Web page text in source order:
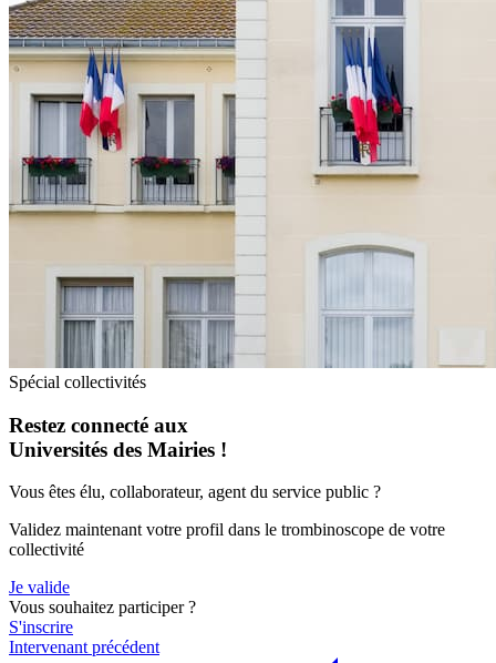
Spécial collectivités
Restez connecté aux
Universités des Mairies !
Vous êtes élu, collaborateur, agent du service public ?
Validez maintenant votre profil dans le trombinoscope de votre
collectivité
Je valide
Vous souhaitez participer ?
S'inscrire
Intervenant précédent